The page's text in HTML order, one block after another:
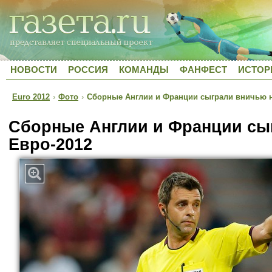
НОВОСТИ РОССИЯ КОМАНДЫ ФАНФЕСТ
Euro 2012 › Фото › Сборные Англии и Франции сыграли вничью
Сборные Англии и Франции
Евро-2012